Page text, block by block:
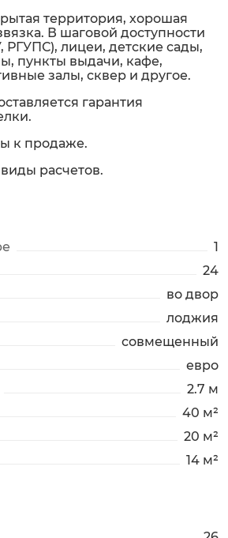
территория, хорошая
В шаговой доступности
лицеи, детские сады,
пункты выдачи, кафе,
залы, сквер и другое.
гарантия
к продаже.
расчетов.
1
24
во двор
лоджия
совмещенный
евро
2.7 м
40 м²
20 м²
14 м²